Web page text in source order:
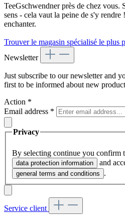
TeeGschwendner près de chez vous.
sens - cela vaut la peine de s'y
enchanter.
Trouver le magasin spécialisé le plus
Newsletter
Just subscribe to our newsletter and
first to be informed about new
Action *
Email address *
Privacy
By selecting continue you confirm
data protection information and
general terms and conditions .
Service client